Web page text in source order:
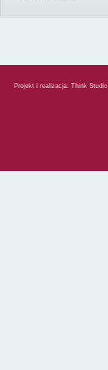
Projekt i realizacja: Think Studio